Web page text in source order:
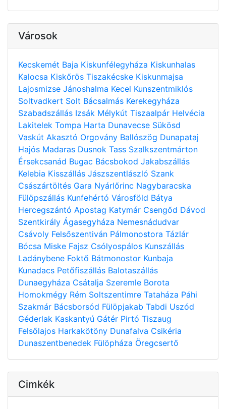
Városok
Kecskemét Baja Kiskunfélegyháza Kiskunhalas
Kalocsa Kiskőrös Tiszakécske Kiskunmajsa
Lajosmizse Jánoshalma Kecel Kunszentmiklós
Soltvadkert Solt Bácsalmás Kerekegyháza
Szabadszállás Izsák Mélykút Tiszaalpár Helvécia
Lakitelek Tompa Harta Dunavecse Sükösd
Vaskút Akasztó Orgovány Ballószög Dunapataj
Hajós Madaras Dusnok Tass Szalkszentmárton
Érsekcsanád Bugac Bácsbokod Jakabszállás
Kelebia Kisszállás Jászszentlászló Szank
Császártöltés Gara Nyárlőrinc Nagybaracska
Fülöpszállás Kunfehértó Városföld Bátya
Hercegszántó Apostag Katymár Csengőd Dávod
Szentkirály Ágasegyháza Nemesnádudvar
Csávoly Felsőszentiván Pálmonostora Tázlár
Bócsa Miske Fajsz Csólyospálos Kunszállás
Ladánybene Foktő Bátmonostor Kunbaja
Kunadacs Petőfiszállás Balotaszállás
Dunaegyháza Csátalja Szeremle Borota
Homokmégy Rém Soltszentimre Tataháza Páhi
Szakmár Bácsborsód Fülöpjakab Tabdi Uszód
Géderlak Kaskantyú Gátér Pirtó Tiszaug
Felsőlajos Harkakötöny Dunafalva Csikéria
Dunaszentbenedek Fülöpháza Öregcsertő
Cimkék